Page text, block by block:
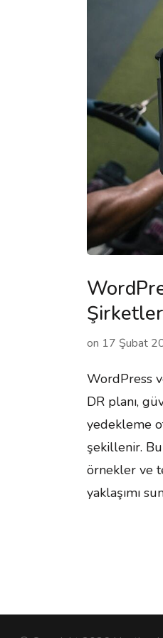
on 17 Şubat
WordPress
DR planı,
yedekleme
şekillenir.
örnekler ve
yaklaşımı